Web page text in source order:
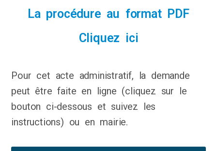
La procédure au format PDF
Cliquez ici
Pour cet acte administratif, la demande
peut être faite en ligne (cliquez sur le
bouton ci-dessous et suivez les
instructions) ou en mairie.